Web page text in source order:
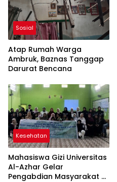
Sosial
Atap Rumah Warga
Ambruk, Baznas Tanggap
Darurat Bencana
Kesehatan
Mahasiswa Gizi Universitas
Al-Azhar Gelar
Pengabdian Masyarakat di